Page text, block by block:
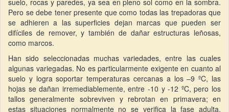
Pero se debe tener presente que como todas las trepadoras que
se adhieren a las superficies dejan marcas que pueden ser
difíciles de remover, y también de dañar estructuras leñosas,
como marcos.
Han sido seleccionadas muchas variedades, entre las cuales
algunas variegadas. No es particularmente exigente en cuanto al
suelo y logra soportar temperaturas cercanas a los –9 ºC, las
hojas se dañan irremediablemente, entre -10 y -12 ºC, pero los
tallos generalmente sobreviven y rebrotan en primavera; en
estas situaciones normalmente no se verifica la fase adulta.